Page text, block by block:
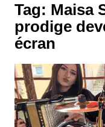
Tag: Maisa
prodige
écran